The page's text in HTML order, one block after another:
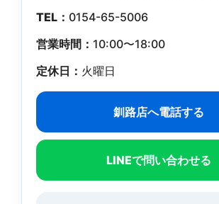
TEL： 0154-65-5006
営業時間： 10:00〜18:00
定休日： 火曜日
釧路店へ電話する
LINEで問い合わせる